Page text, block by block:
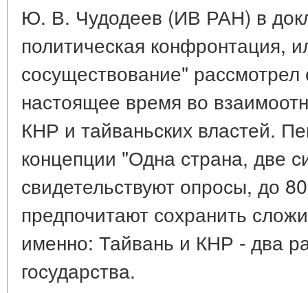
Ю. В. Чудодеев (ИВ РАН) в
политическая конфронтация,
сосуществование"
настоящее время во
КНР и тайваньских властей.
концепции "Одна страна, две
свидетельствуют опросы, до
предпочитают сохранить
именно: Тайвань и КНР - два
государства.